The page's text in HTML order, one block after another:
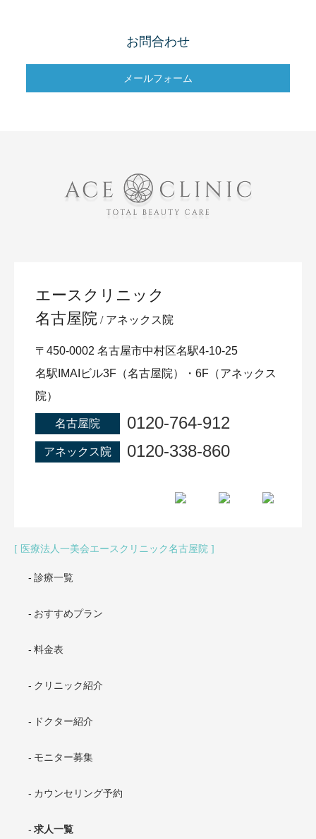
お問合わせ
メールフォーム
エースクリニック
名古屋院
アネックス院
〒450-0002 名古屋市中村区名駅4-10-25
名駅IMAIビル3F（名古屋院）・6F（アネックス
院）
名古屋院 0120-764-912
アネックス院 0120-338-860
医療法人一美会エースクリニック名古屋院
診療一覧
おすすめプラン
料金表
クリニック紹介
ドクター紹介
モニター募集
カウンセリング予約
求人一覧